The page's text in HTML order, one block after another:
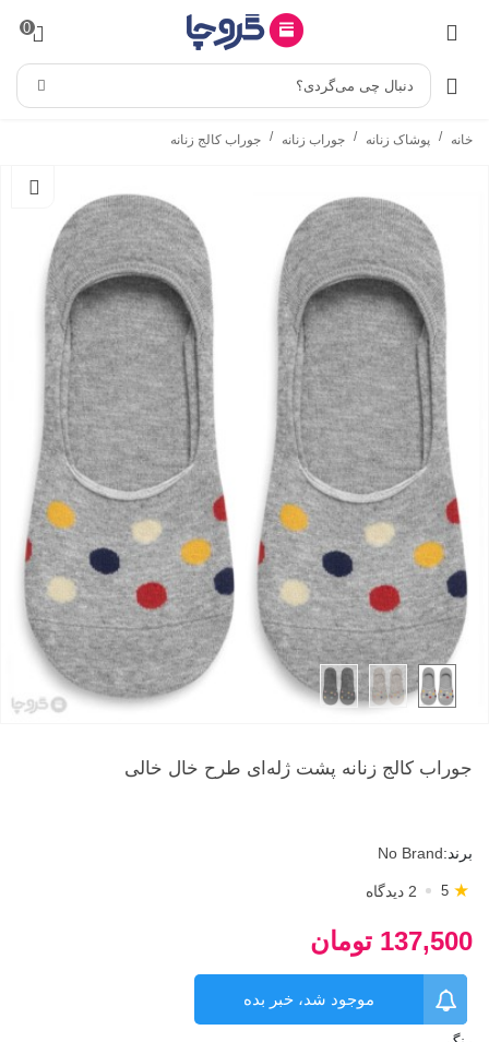
0
دنبال چی می‌گردی؟
خانه / پوشاک زنانه / جوراب زنانه / جوراب کالج زنانه
جوراب کالج زنانه پشت ژله‌ای طرح خال‌ خالی
برند:No Brand
5 ★ 2 دیدگاه
137,500 تومان
موجود شد، خبر بده